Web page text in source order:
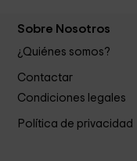
Sobre Nosotros
¿Quiénes somos?
Contactar
Condiciones legales
Política de privacidad